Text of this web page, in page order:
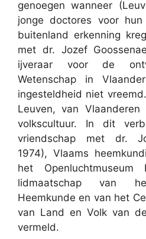
genoegen wanneer
jonge doctores voor
buitenland erkenning
met dr. Jozef
ijveraar voor de
Wetenschap in
ingesteldheid niet
Leuven, van
volkscultuur. In dit
vriendschap met dr.
1974), Vlaams
het
lidmaatschap van
Heemkunde en van het
van Land en Volk van
vermeld.